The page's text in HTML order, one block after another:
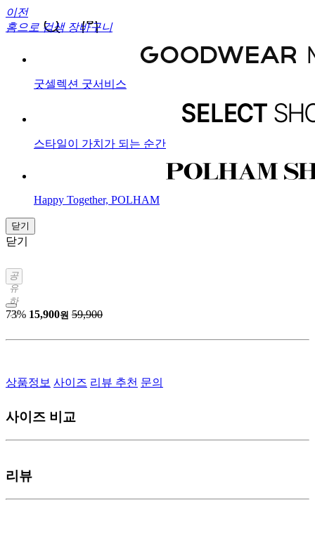
이전
홈으로 검색 장바구니
굿셀렉션 굿서비스
스타일이 가치가 되는 순간
Happy Together, POLHAM
닫기
닫기
공
유
하
기
73% 15,900원 59,900
상품정보 사이즈 리뷰 추천 문의
사이즈 비교
리뷰